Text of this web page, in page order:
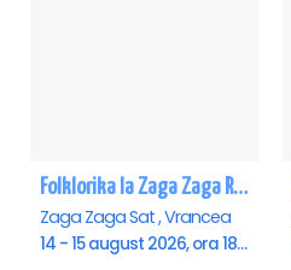
Folklorika la Zaga Zaga Resort - Anulat
Zaga Zaga Sat , Vrancea
14 - 15 august 2026, ora 18:00